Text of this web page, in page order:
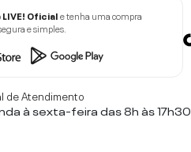
LIVE! Oficiale tenha uma compra
e simples.
de Atendimento
à sexta-feira das 8h às 17h30